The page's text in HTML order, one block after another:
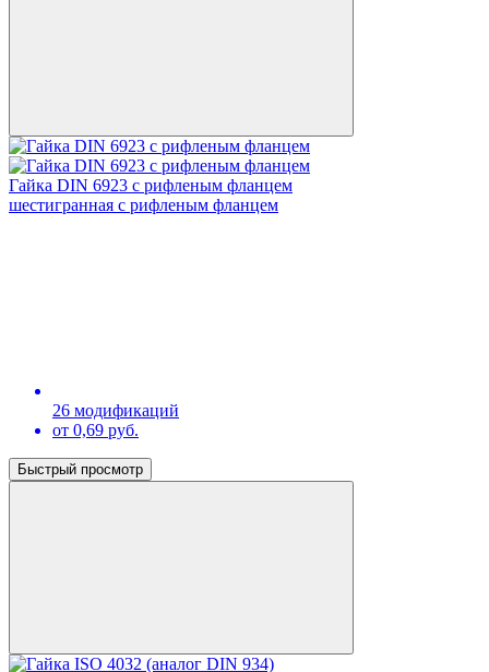
Гайка DIN 6923 с рифленым фланцем
шестигранная с рифленым фланцем
26 модификаций
от 0,69 руб.
Быстрый просмотр